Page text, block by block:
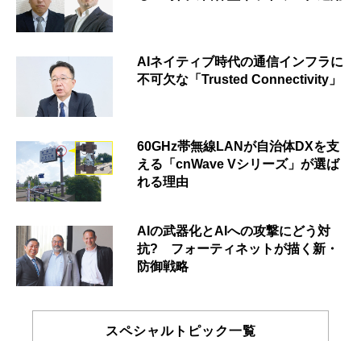
AIネイティブ時代の通信インフラに
不可欠な「Trusted Connectivity」
60GHz帯無線LANが自治体DXを支
える「cnWave Vシリーズ」が選ば
れる理由
AIの武器化とAIへの攻撃にどう対
抗? フォーティネットが描く新・
防御戦略
スペシャルトピック一覧